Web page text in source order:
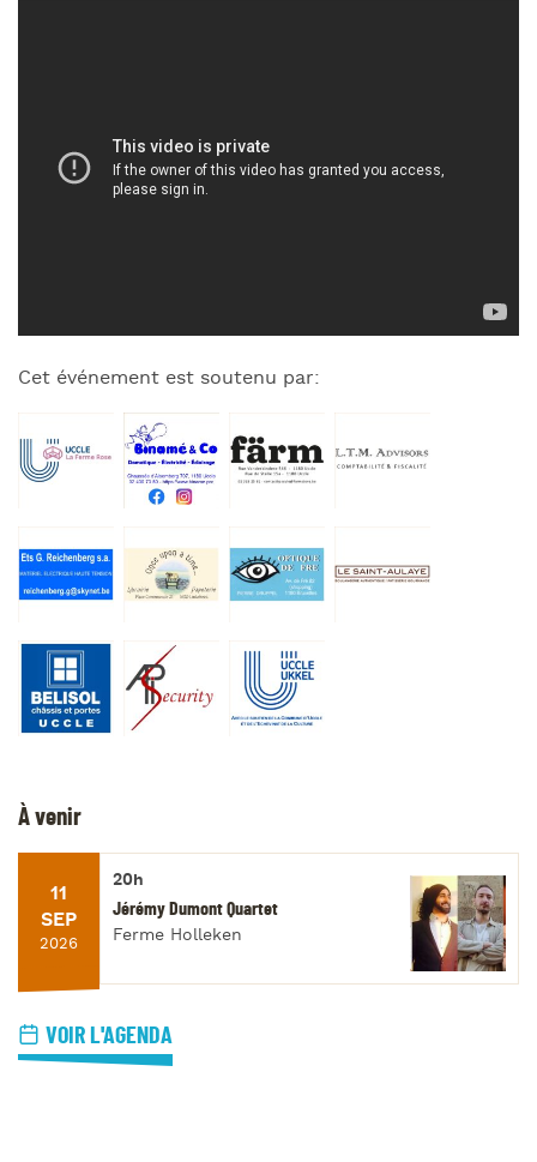
Cet événement est soutenu par:
À venir
11
SEP
2026
20h
Jérémy Dumont Quartet
Ferme Holleken
VOIR L'AGENDA